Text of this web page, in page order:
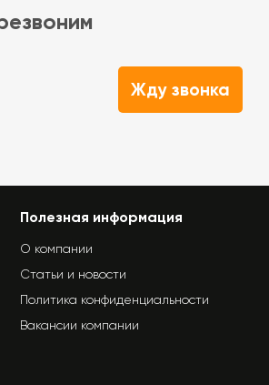
Жду звонка
Полезная информация
О компании
Статьи и новости
Политика конфиденциальности
Вакансии компании